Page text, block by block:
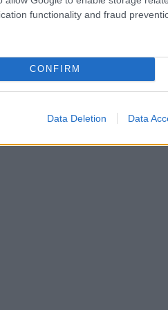
functionality and fraud
CONFIRM
Data Deletion Data